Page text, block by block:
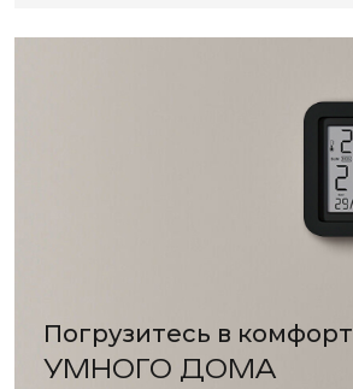
Погрузитесь в комфорт
УМНОГО ДОМА